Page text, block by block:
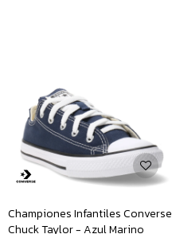
Championes Infantiles Converse
Chuck Taylor - Azul Marino